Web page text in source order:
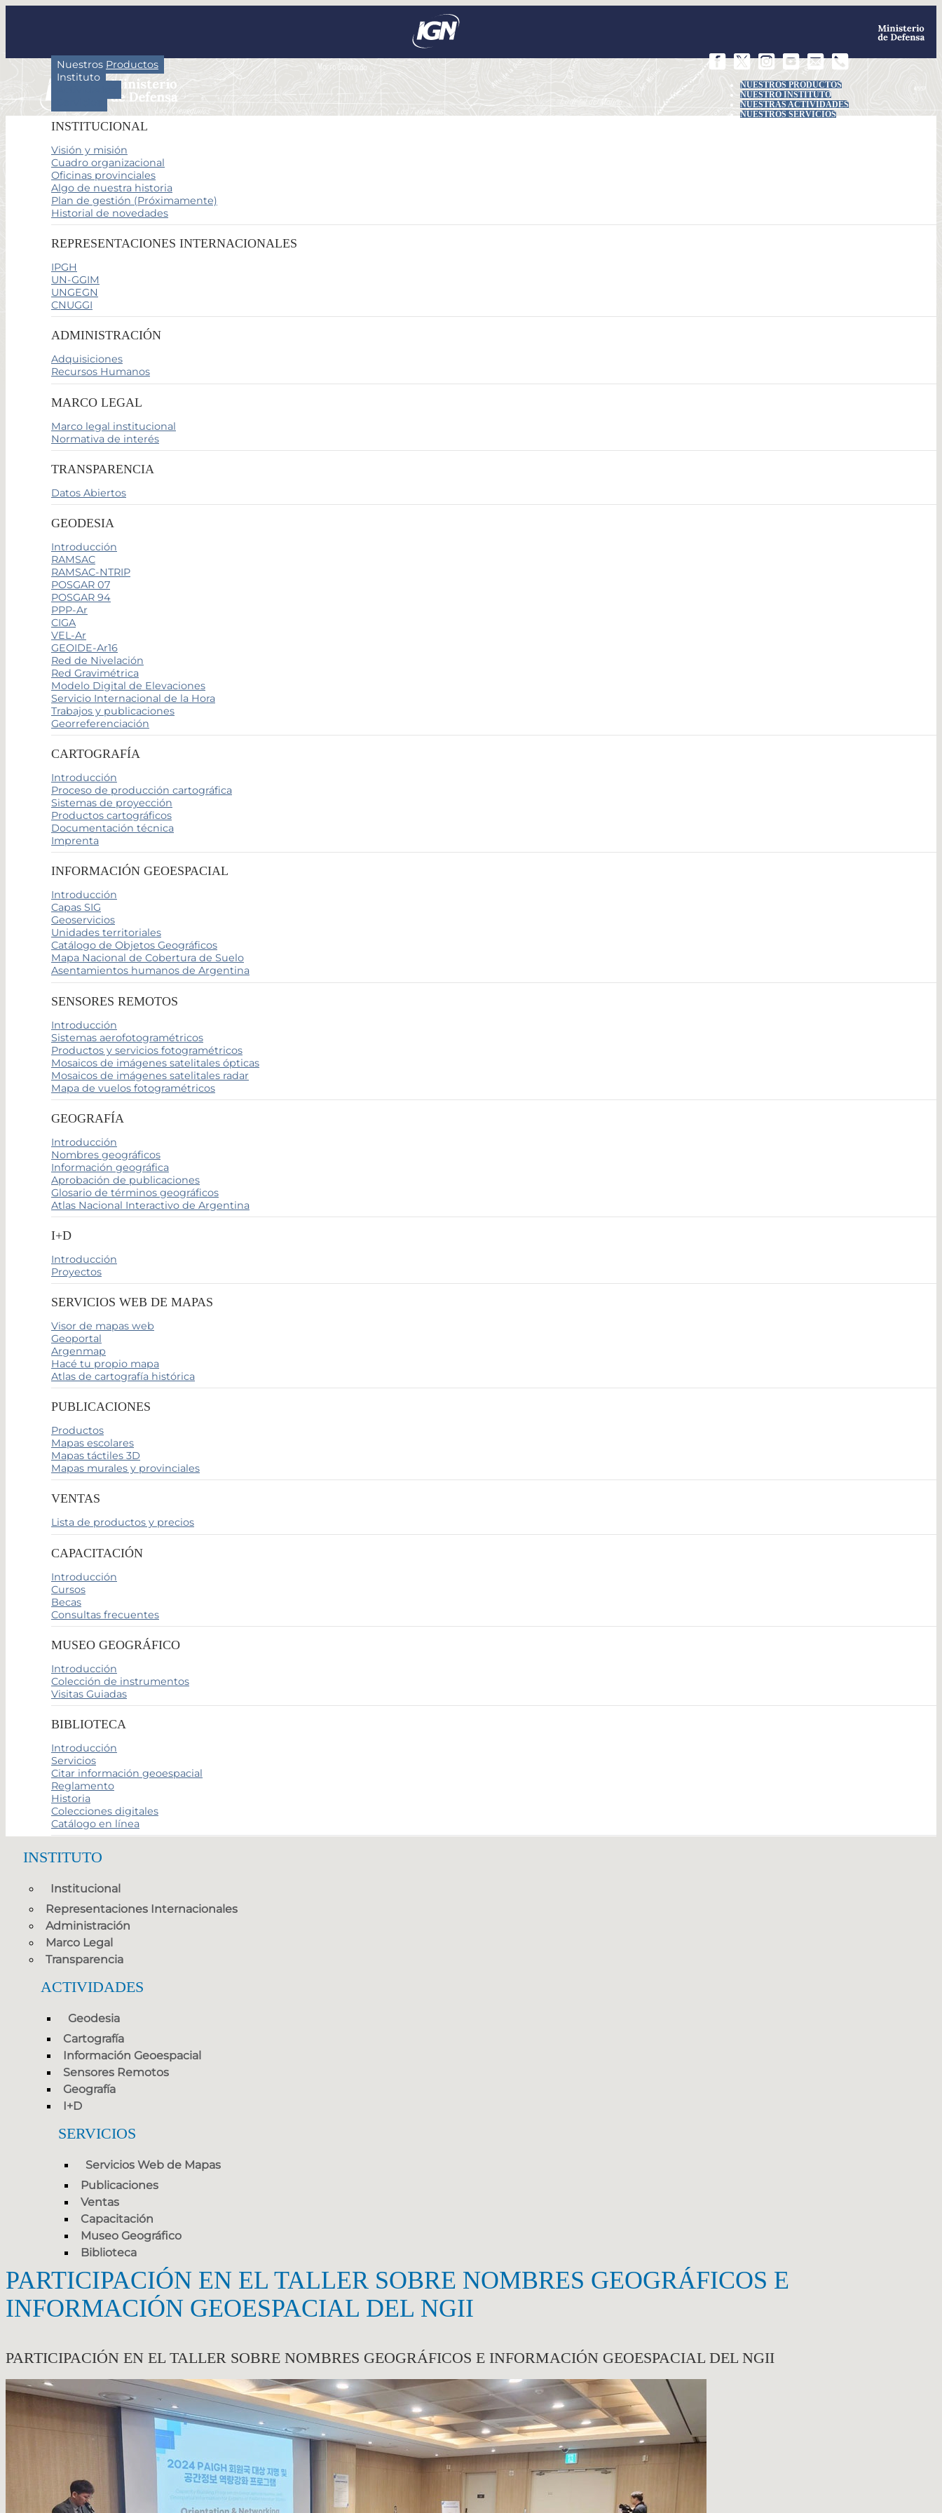
NUESTROS PRODUCTOS
NUESTRO INSTITUTO
NUESTRAS ACTIVIDADES
NUESTROS SERVICIOS
Nuestros Productos
Instituto
INSTITUCIONAL
Visión y misión
Cuadro organizacional
Oficinas provinciales
Algo de nuestra historia
Plan de gestión (Próximamente)
Historial de novedades
REPRESENTACIONES INTERNACIONALES
IPGH
UN-GGIM
UNGEGN
CNUGGI
ADMINISTRACIÓN
Adquisiciones
Recursos Humanos
MARCO LEGAL
Marco legal institucional
Normativa de interés
TRANSPARENCIA
Datos Abiertos
GEODESIA
Introducción
RAMSAC
RAMSAC-NTRIP
POSGAR 07
POSGAR 94
PPP-Ar
CIGA
VEL-Ar
GEOIDE-Ar16
Red de Nivelación
Red Gravimétrica
Modelo Digital de Elevaciones
Servicio Internacional de la Hora
Trabajos y publicaciones
Georreferenciación
CARTOGRAFÍA
Introducción
Proceso de producción cartográfica
Sistemas de proyección
Productos cartográficos
Documentación técnica
Imprenta
INFORMACIÓN GEOESPACIAL
Introducción
Capas SIG
Geoservicios
Unidades territoriales
Catálogo de Objetos Geográficos
Mapa Nacional de Cobertura de Suelo
Asentamientos humanos de Argentina
SENSORES REMOTOS
Introducción
Sistemas aerofotogramétricos
Productos y servicios fotogramétricos
Mosaicos de imágenes satelitales ópticas
Mosaicos de imágenes satelitales radar
Mapa de vuelos fotogramétricos
GEOGRAFÍA
Introducción
Nombres geográficos
Información geográfica
Aprobación de publicaciones
Glosario de términos geográficos
Atlas Nacional Interactivo de Argentina
I+D
Introducción
Proyectos
SERVICIOS WEB DE MAPAS
Visor de mapas web
Geoportal
Argenmap
Hacé tu propio mapa
Atlas de cartografía histórica
PUBLICACIONES
Productos
Mapas escolares
Mapas táctiles 3D
Mapas murales y provinciales
VENTAS
Lista de productos y precios
CAPACITACIÓN
Introducción
Cursos
Becas
Consultas frecuentes
MUSEO GEOGRÁFICO
Introducción
Colección de instrumentos
Visitas Guiadas
BIBLIOTECA
Introducción
Servicios
Citar información geoespacial
Reglamento
Historia
Colecciones digitales
Catálogo en línea
INSTITUTO
Institucional
Representaciones Internacionales
Administración
Marco Legal
Transparencia
ACTIVIDADES
Geodesia
Cartografía
Información Geoespacial
Sensores Remotos
Geografía
I+D
SERVICIOS
Servicios Web de Mapas
Publicaciones
Ventas
Capacitación
Museo Geográfico
Biblioteca
PARTICIPACIÓN EN EL TALLER SOBRE NOMBRES GEOGRÁFICOS E
INFORMACIÓN GEOESPACIAL DEL NGII
PARTICIPACIÓN EN EL TALLER SOBRE NOMBRES GEOGRÁFICOS E INFORMACIÓN GEOESPACIAL DEL NGII